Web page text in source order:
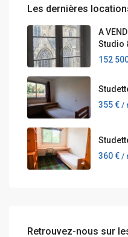
Les dernières
A
Studio
152
355 € /
360 € /
Retrouvez-nous sur